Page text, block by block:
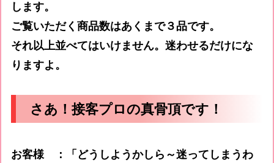
します。
ご覧いただく商品数はあくまで３品です。
それ以上並べてはいけません。迷わせるだけにな
りますよ。
さあ！接客プロの真骨頂です！
お客様 ：「どうしようかしら～迷ってしまうわ